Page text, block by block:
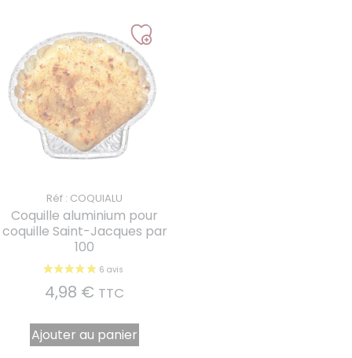
Réf : COQUIALU
Coquille aluminium pour
coquille Saint-Jacques par
100
4,98 € TTC
Ajouter au panier